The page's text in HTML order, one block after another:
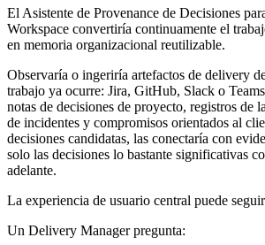
El Asistente de Provenance de Decisiones
Workspace convertiría continuamente el
en memoria organizacional reutilizable.
Observaría o ingeriría artefactos de delivery
trabajo ya ocurre: Jira, GitHub, Slack o
notas de decisiones de proyecto, registros de
de incidentes y compromisos orientados al
decisiones candidatas, las conectaría con
solo las decisiones lo bastante significativas
adelante.
La experiencia de usuario central puede
Un Delivery Manager pregunta: